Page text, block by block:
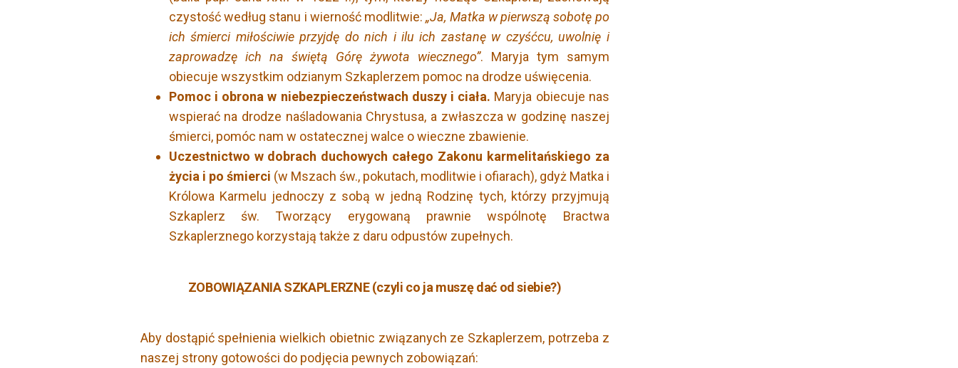
czystość według stanu i wierność modlitwie:„Ja, Matka w pierwszą sobotę po
ich śmierci miłościwie przyjdę do nich i ilu ich zastanę w czyśćcu, uwolnię i
zaprowadzę ich na świętą Górę żywota wiecznego”. Maryja tym samym
obiecuje wszystkim odzianym Szkaplerzem pomoc na drodze uświęcenia.
Pomoc i obrona w niebezpieczeństwach duszy i ciała. Maryja obiecuje nas
wspierać na drodze naśladowania Chrystusa, a zwłaszcza w godzinę naszej
śmierci, pomóc nam w ostatecznej walce o wieczne zbawienie.
Uczestnictwo w dobrach duchowych całego Zakonu karmelitańskiego za
życia i po śmierci (w Mszach św., pokutach, modlitwie i ofiarach), gdyż Matka i
Królowa Karmelu jednoczy z sobą w jedną Rodzinę tych, którzy przyjmują
Szkaplerz św. Tworzący erygowaną prawnie wspólnotę Bractwa
Szkaplerznego korzystają także z daru odpustów zupełnych.
ZOBOWIĄZANIA SZKAPLERZNE (czyli co ja muszę dać od siebie?)
Aby dostąpić spełnienia wielkich obietnic związanych ze Szkaplerzem, potrzeba z
naszej strony gotowości do podjęcia pewnych zobowiązań: